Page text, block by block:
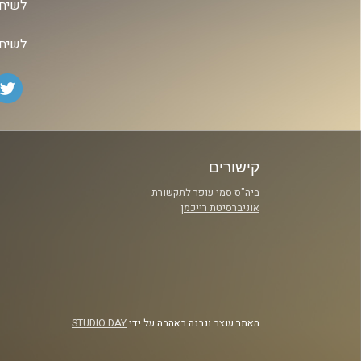
קישורים
ביה"ס סמי עופר לתקשורת
אוניברסיטת רייכמן
האתר עוצב ונבנה באהבה על ידיSTUDIO DAY